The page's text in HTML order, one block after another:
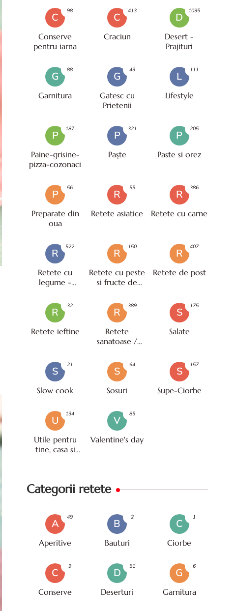
C
Conserve
pentru iarna
98
C
Craciun
413
D
Desert -
Prajituri
1095
G
Garnitura
88
G
Gatesc cu
Prietenii
43
L
Lifestyle
111
P
Paine-grisine-
pizza-cozonaci
187
P
Paşte
321
P
Paste si orez
205
P
Preparate din
oua
56
R
Retete asiatice
55
R
Retete cu carne
386
R
Retete cu
legume -
522
R
Retete cu peste
si fructe de
150
R
Retete de post
407
R
Retete ieftine
32
R
Retete
sanatoase /
389
S
Salate
175
S
Slow cook
21
S
Sosuri
64
S
Supe-Ciorbe
157
U
Utile pentru
tine, casa si
134
V
Valentine's day
85
Categorii retete
A
Aperitive
49
B
Bauturi
2
C
Ciorbe
1
C
Conserve
9
D
Deserturi
51
G
Garnitura
6